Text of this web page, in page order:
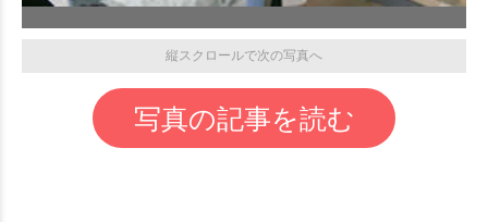
縦スクロールで次の写真へ
写真の記事を読む